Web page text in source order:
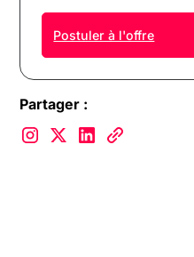
Postuler à l'offre
Partager :